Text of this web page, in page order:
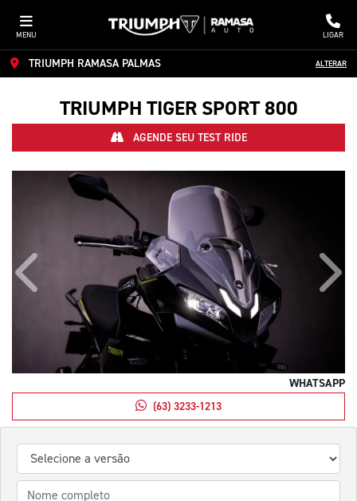
MENU LIGAR
TRIUMPH RAMASA PALMAS ALTERAR
TRIUMPH TIGER SPORT 800
AGENDE SEU TEST RIDE
Anterior
WHATSAPP
(63) 3233-1213